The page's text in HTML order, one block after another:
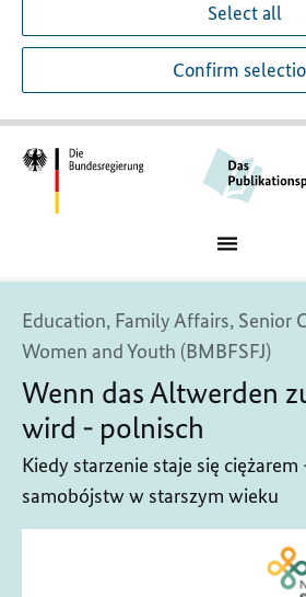
Select all
Confirm
Education, Family Affairs, Senior
Women and Youth (BMBFSFJ)
Wenn das Altwerden
wird - polnisch
Kiedy starzenie staje się ciężarem
samobójstw w starszym wieku